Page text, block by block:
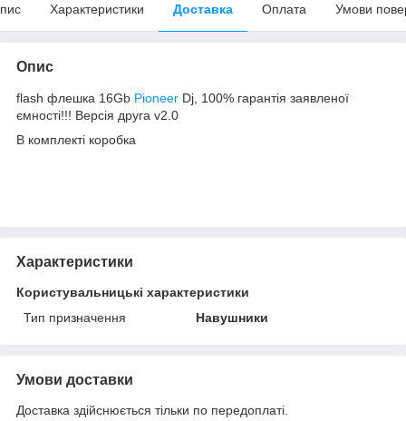
Характеристики Доставка Оплата Умови
Опис
flash флешка 16Gb Pioneer Dj, 100% гарантія заявленої
ємності!!! Версія друга v2.0
В комплекті коробка
Характеристики
Користувальницькі характеристики
Тип призначення
Навушники
Умови доставки
Доставка здійснюється тільки по передоплаті.